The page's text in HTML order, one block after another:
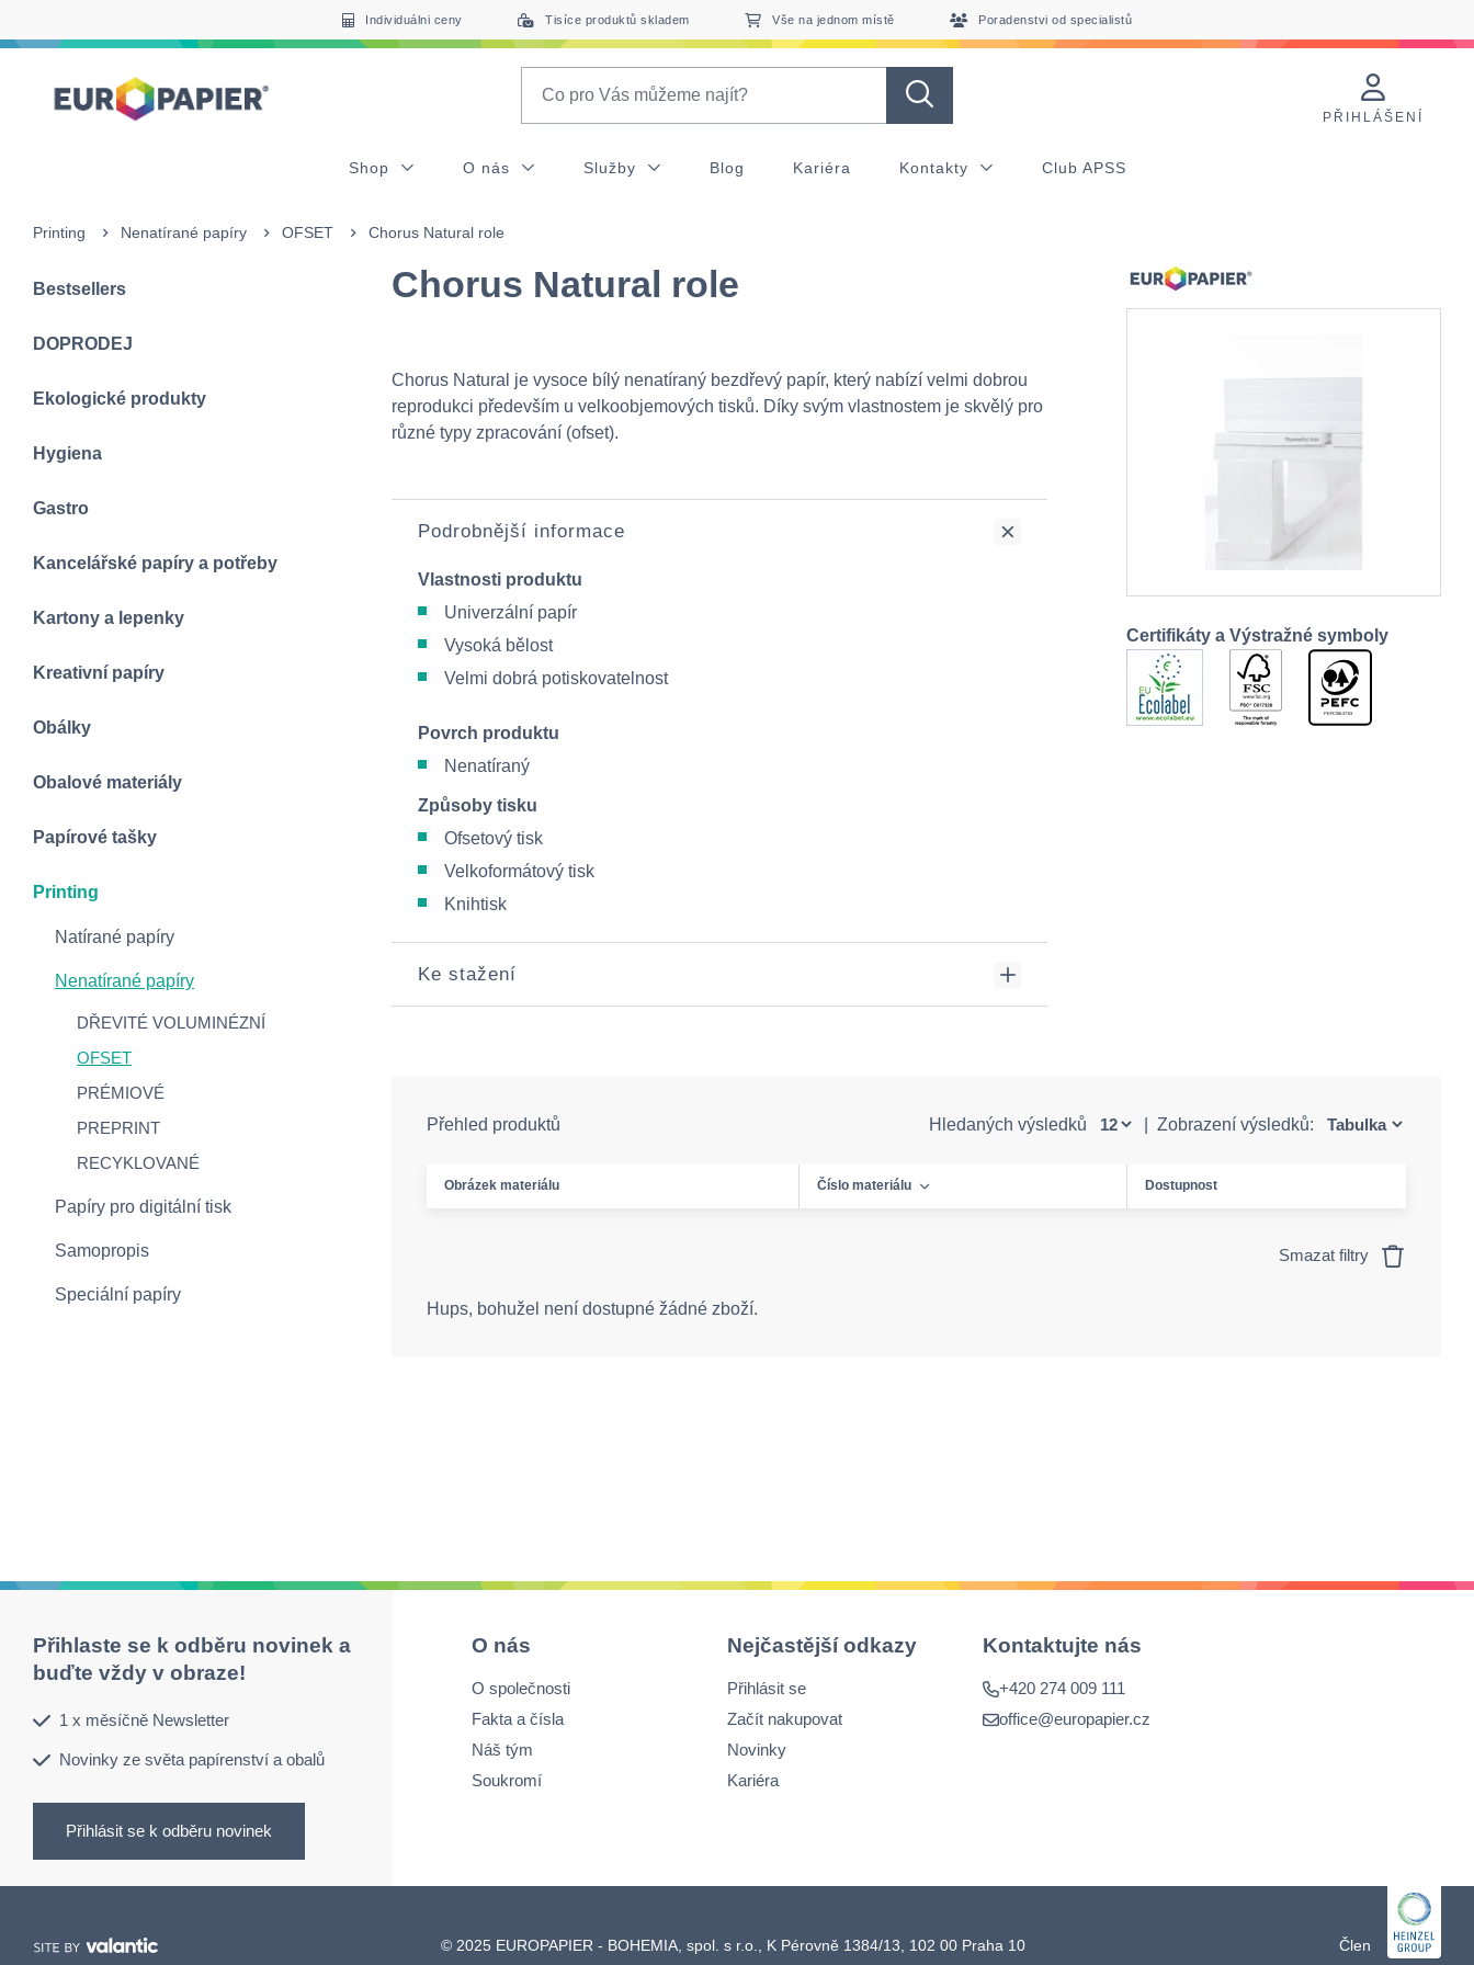
Individuálni ceny Tisíce produktů skladem Vše na jednom místě Poradenstvi od specialistů
PŘIHLÁŠENÍ
Shop O nás Služby Blog Kariéra Kontakty Club APSS
Printing Nenatírané papíry OFSET Chorus Natural role
Bestsellers
DOPRODEJ
Ekologické produkty
Hygiena
Gastro
Kancelářské papíry a potřeby
Kartony a lepenky
Kreativní papíry
Obálky
Obalové materiály
Papírové tašky
Printing
Natírané papíry
Nenatírané papíry
DŘEVITÉ VOLUMINÉZNÍ
OFSET
PRÉMIOVÉ
PREPRINT
RECYKLOVANÉ
Papíry pro digitální tisk
Samopropis
Speciální papíry
Chorus Natural role
Chorus Natural je vysoce bílý nenatíraný bezdřevý papír, který nabízí velmi dobrou
reprodukci především u velkoobjemových tisků. Díky svým vlastnostem je skvělý pro
různé typy zpracování (ofset).
Podrobnější informace
Vlastnosti produktu
Univerzální papír
Vysoká bělost
Velmi dobrá potiskovatelnost
Povrch produktu
Nenatíraný
Způsoby tisku
Ofsetový tisk
Velkoformátový tisk
Knihtisk
Ke stažení
Certifikáty a Výstražné symboly
Přehled produktů Hledaných výsledků Zobrazení výsledků:
Obrázek materiálu Číslo materiálu Dostupnost
Smazat filtry
Hups, bohužel není dostupné žádné zboží.
Přihlaste se k odběru novinek a
buďte vždy v obraze!
1 x měsíčně Newsletter
Novinky ze světa papírenství a obalů
Přihlásit se k odběru novinek
O nás
O společnosti
Fakta a čísla
Náš tým
Soukromí
Nejčastější odkazy
Přihlásit se
Začít nakupovat
Novinky
Kariéra
Kontaktujte nás
+420 274 009 111
office@europapier.cz
© 2025 EUROPAPIER - BOHEMIA, spol. s r.o., K Pérovně 1384/13, 102 00 Praha 10 Člen